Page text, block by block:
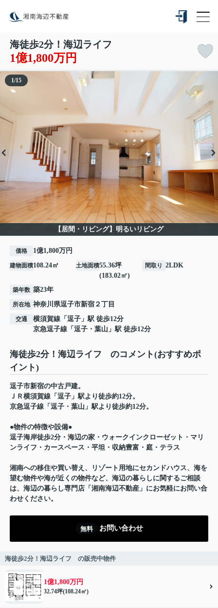
海徒歩2分！海辺ライフ
1億1,800万円
【居間・リビング】明るいリビング
1/15
価格 1億1,800万円
建物面積108.24㎡ 土地面積55.36坪
(183.02㎡)
間取り 2LDK
築年数 築23年
所在地 神奈川県逗子市新宿 ２丁目
交通 横須賀線 「 逗子 」駅 徒歩12分
京急逗子線 「 逗子・葉山 」駅 徒歩12分
海徒歩2分！海辺ライフ のコメント(おすすめポ
イント)
逗子市新宿の中古戸建。
ＪＲ横須賀線「逗子」駅より徒歩約12分。
京急逗子線「逗子・葉山」駅より徒歩約12分。
●物件の特徴や設備●
逗子海岸徒歩2分・海辺の家・ウォークインクローゼット・マリ
ンライフ・カースペース・平坦・収納豊富・庭・テラス
湘南への移住や買い替え、リゾート用地にセカンドハウス、海を
望む物件や海が近くの物件など、海辺の暮らしに関するご相談
は、海辺の暮らし専門店「湘南海辺不動産」にお気軽にお問い合
わせください。
無料 お問い合わせ
海徒歩2分！海辺ライフ の販売中物件
1億1,800万円
32.74坪(108.24㎡)